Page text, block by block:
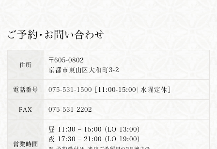
ご予約・お問い合わせ
住所
〒605-0802
京都市東山区大和町3-2
電話番号 075-531-1500 ［11:00-15:00｜水曜定休］
FAX 075-531-2202
営業時間
昼 11:30 – 15:00 （LO 13:00）
夜 17:30 – 21:00 （LO 19:00）